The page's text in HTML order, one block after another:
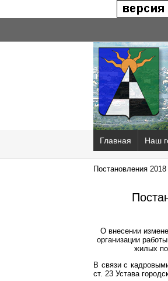
Главная Наш
Постановления 2018
О внесении
организации
жилых
В связи с
ст. 23 Устава